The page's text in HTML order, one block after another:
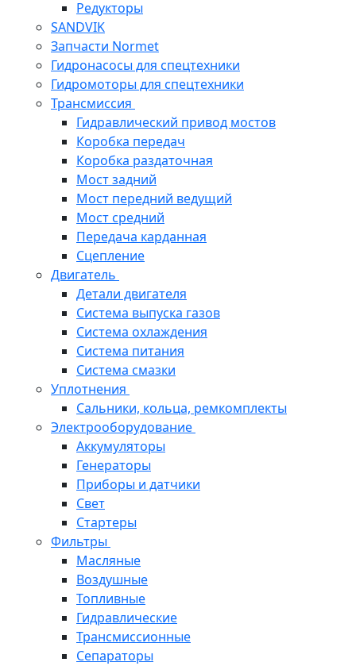
Редукторы
SANDVIK
Запчасти Normet
Гидронасосы для спецтехники
Гидромоторы для спецтехники
Трансмиссия
Гидравлический привод мостов
Коробка передач
Коробка раздаточная
Мост задний
Мост передний ведущий
Мост средний
Передача карданная
Сцепление
Двигатель
Детали двигателя
Система выпуска газов
Система охлаждения
Система питания
Система смазки
Уплотнения
Сальники, кольца, ремкомплекты
Электрооборудование
Аккумуляторы
Генераторы
Приборы и датчики
Свет
Стартеры
Фильтры
Масляные
Воздушные
Топливные
Гидравлические
Трансмиссионные
Сепараторы